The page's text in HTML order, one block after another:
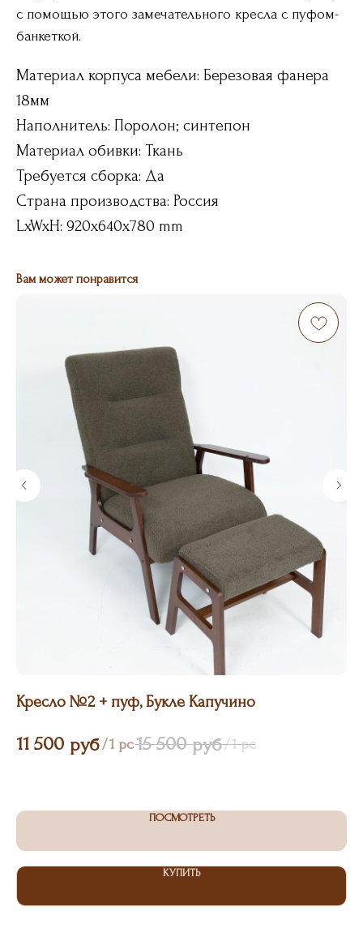
с помощью этого замечательного кресла с пуфом-
банкеткой.
Материал корпуса мебели: Березовая фанера
18мм
Наполнитель: Поролон; синтепон
Материал обивки: Ткань
Требуется сборка: Да
Страна производства: Россия
LxWxH: 920x640x780 mm
Вам может понравится
Кресло №2 + пуф, Букле Капучино
11 500 руб/1 pc15 500 руб/1 pc
ПОСМОТРЕТЬ
КУПИТЬ